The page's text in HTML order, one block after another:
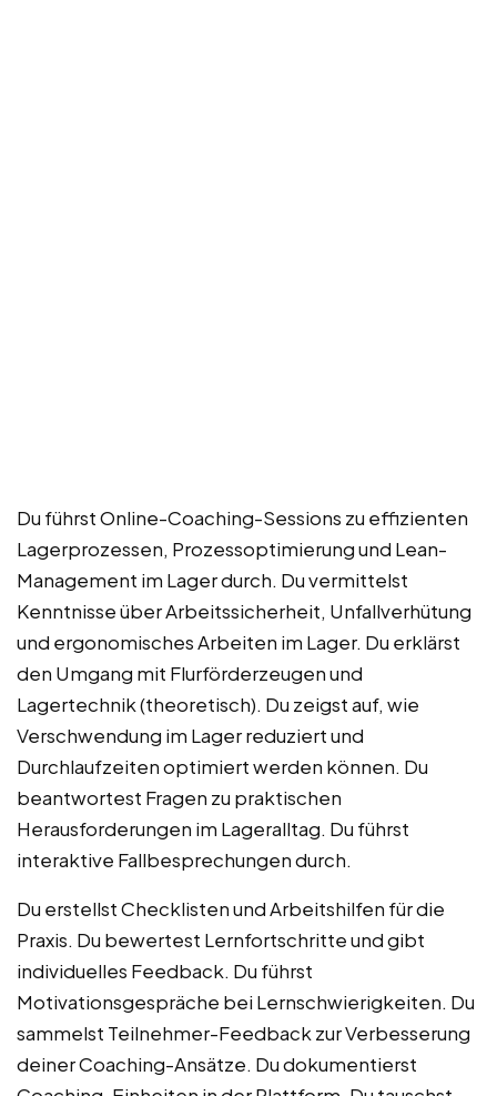
Du führst Online-Coaching-Sessions zu effizienten
Lagerprozessen, Prozessoptimierung und Lean-
Management im Lager durch. Du vermittelst
Kenntnisse über Arbeitssicherheit, Unfallverhütung
und ergonomisches Arbeiten im Lager. Du erklärst
den Umgang mit Flurförderzeugen und
Lagertechnik (theoretisch). Du zeigst auf, wie
Verschwendung im Lager reduziert und
Durchlaufzeiten optimiert werden können. Du
beantwortest Fragen zu praktischen
Herausforderungen im Lageralltag. Du führst
interaktive Fallbesprechungen durch.
Du erstellst Checklisten und Arbeitshilfen für die
Praxis. Du bewertest Lernfortschritte und gibt
individuelles Feedback. Du führst
Motivationsgespräche bei Lernschwierigkeiten. Du
sammelst Teilnehmer-Feedback zur Verbesserung
deiner Coaching-Ansätze. Du dokumentierst